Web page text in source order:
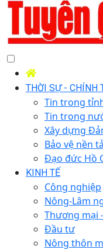
THỜI SỰ - CHÍNH
Tin trong
Tin trong
Xây dựng
Bảo vệ nền
Đạo đức Hồ
KINH TẾ
Công nghiệp
Nông-Lâm
Thương mại
Đầu tư
Nông thôn